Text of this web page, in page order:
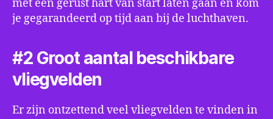
met een gerust hart van start laten gaan en kom
je gegarandeerd op tijd aan bij de luchthaven.
#2 Groot aantal beschikbare
vliegvelden
Er zijn ontzettend veel vliegvelden te vinden in